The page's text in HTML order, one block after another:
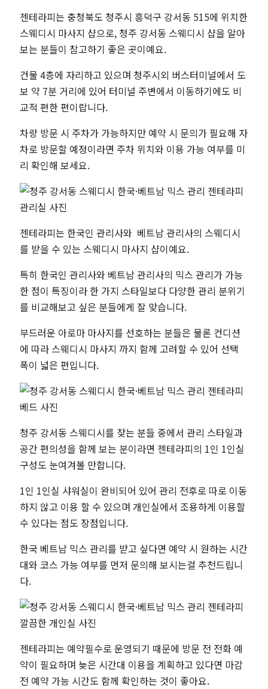
트
남
믹
스
관
리
젠
테
라
피
젠테라피는 충청북도 청주시 흥덕구 강서동 515에 위치한
스웨디시 마사지 샵으로, 청주 강서동 스웨디시 샵을 알아
보는 분들이 참고하기 좋은 곳이예요.
건물 4층에 자리하고 있으며 청주시외 버스터미널에서 도
보 약 7분 거리에 있어 터미널 주변에서 이동하기에도 비
교적 편한 편이랍니다.
차량 방문 시 주차가 가능하지만 예약 시 문의가 필요해 자
차로 방문할 예정이라면 주차 위치와 이용 가능 여부를 미
리 확인해 보세요.
젠테라피는 한국인 관리사와 베트남 관리사의 스웨디시
를 받을 수 있는 스웨디시 마사지 샵이예요.
특히 한국인 관리사와 베트남 관리사의 믹스 관리가 가능
한 점이 특징이라 한 가지 스타일보다 다양한 관리 분위기
를 비교해보고 싶은 분들에게 잘 맞습니다.
부드러운 아로마 마사지를 선호하는 분들은 물론 컨디션
에 따라 스웨디시 마사지 까지 함께 고려할 수 있어 선택
폭이 넓은 편입니다.
청주 강서동 스웨디시를 찾는 분들 중에서 관리 스타일과
공간 편의성을 함께 보는 분이라면 젠테라피의 1인 1인실
구성도 눈여겨볼 만합니다.
1인 1인실 샤워실이 완비되어 있어 관리 전후로 따로 이동
하지 않고 이용 할 수 있으며 개인실에서 조용하게 이용할
수 있다는 점도 장점입니다.
한국 베트남 믹스 관리를 받고 싶다면 예약 시 원하는 시간
대와 코스 가능 여부를 먼저 문의해 보시는걸 추천드립니
다.
젠테라피는 예약필수로 운영되기 때문에 방문 전 전화 예
약이 필요하며 늦은 시간대 이용을 계획하고 있다면 마감
전 예약 가능 시간도 함께 확인하는 것이 좋아요.